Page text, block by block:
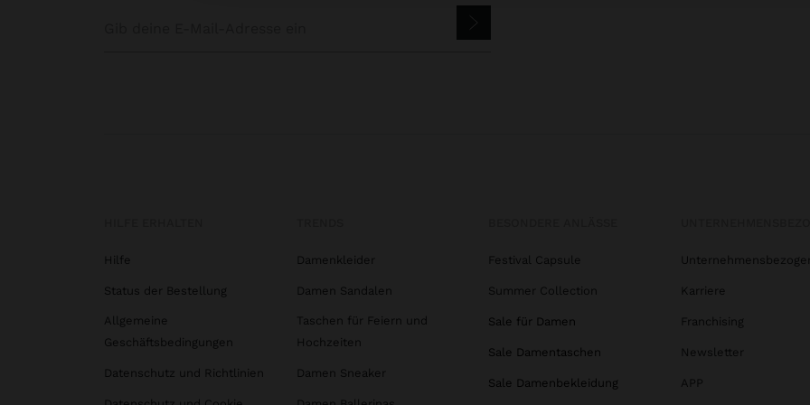
Hilfe
Status der Bestellung
Allgemeine
Geschäftsbedingungen
Datenschutz und Richtlinien
Damenkleider
Damen Sandalen
Taschen für Feiern und
Hochzeiten
Damen Sneaker
Festival Capsule
Summer Collection
Sale für Damen
Sale Damentaschen
Sale Damenbekleidung
Karriere
Franchising
Newsletter
APP